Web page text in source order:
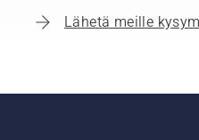
Lähetä meille